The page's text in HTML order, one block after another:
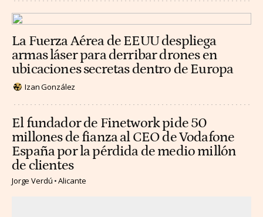
La Fuerza Aérea de EEUU despliega
armas láser para derribar drones en
ubicaciones secretas dentro de Europa
Izan González
El fundador de Finetwork pide 50
millones de fianza al CEO de Vodafone
España por la pérdida de medio millón
de clientes
Jorge Verdú Alicante